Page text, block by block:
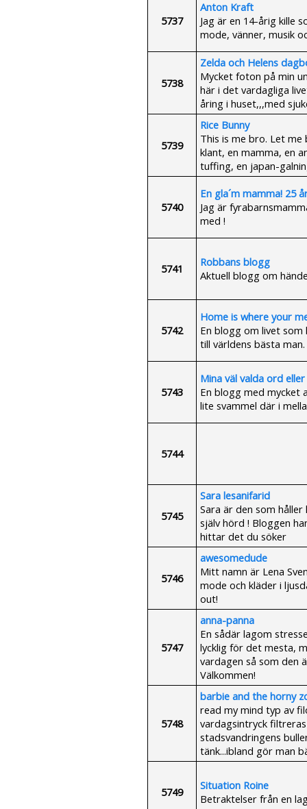
5737
Anton Kraft
Jag är en 14-årig kille
mode, vänner, musik
5738
Zelda och Helens
Mycket foton på min
här i det vardagliga
åring i huset,,,med
5739
Rice Bunny
This is me bro. Let me
klant, en mamma, en
tuffing, en japan-
5740
En gla´m mamma! 25
Jag är
med !
5741
Robbans blogg
Aktuell blogg om
5742
Home is where your
En blogg om livet
till världens bästa
5743
Mina väl valda ord
En blogg med mycket
lite svammel där i
5744
5745
Sara lesanifarid
Sara är den som
själv hörd ! Bloggen
hittar det du söker
5746
awesomedude
Mitt namn är Lena
mode och kläder i
out!
5747
anna-panna
En sådär lagom
lycklig för det mesta,
vardagen så som den
Välkommen!
5748
barbie and the horny
read my mind typ av
vardagsintryck
stadsvandringens
tänk...ibland gör man
5749
Situation Roine
Betraktelser från en